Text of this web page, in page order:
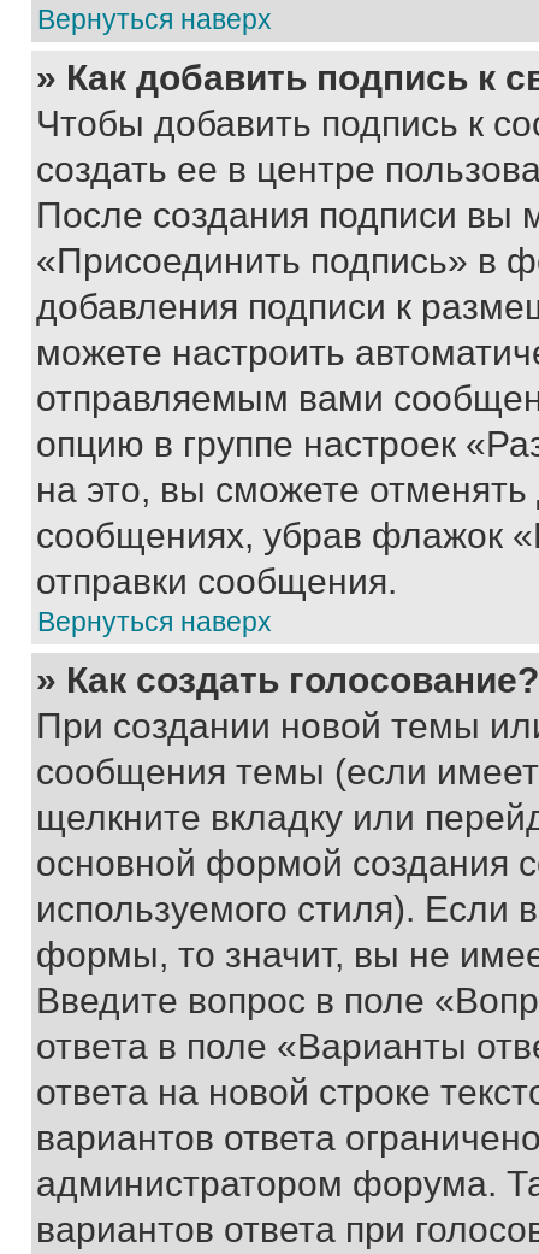
Вернуться наверх
» Как добавить подпись к
Чтобы добавить подпись к
создать ее в центре
После создания подписи вы
«Присоединить подпись» в
добавления подписи к
можете настроить
отправляемым вами
опцию в группе настроек
на это, вы сможете
сообщениях, убрав флажок
отправки сообщения.
Вернуться наверх
» Как создать голосование?
При создании новой темы
сообщения темы (если
щелкните вкладку или
основной формой создания
используемого стиля). Если
формы, то значит, вы не
Введите вопрос в поле
ответа в поле «Варианты
ответа на новой строке
вариантов ответа
администратором форума.
вариантов ответа при